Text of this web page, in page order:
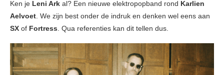
Ken je Leni Ark al? Een nieuwe elektropopband rond Karlien
Aelvoet . We zijn best onder de indruk en denken wel eens aan
SX of Fortress . Qua referenties kan dit tellen dus.